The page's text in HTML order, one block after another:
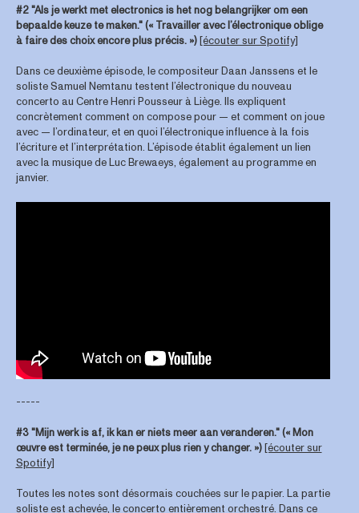
#2 "Als je werkt met electronics is het nog belangrijker om een
bepaalde keuze te maken."(« Travailler avec l’électronique oblige
à faire des choix encore plus précis. »)[écouter sur Spotify]
Dans ce deuxième épisode, le compositeur Daan Janssens et le
soliste Samuel Nemtanu testent l’électronique du nouveau
concerto au Centre Henri Pousseur à Liège. Ils expliquent
concrètement comment on compose pour — et comment on joue
avec — l’ordinateur, et en quoi l’électronique influence à la fois
l’écriture et l’interprétation. L’épisode établit également un lien
avec la musique de Luc Brewaeys, également au programme en
janvier.
-----
#3 "Mijn werk is af, ik kan er niets meer aan veranderen."(« Mon
œuvre est terminée, je ne peux plus rien y changer. »)[écouter sur
Spotify]
Toutes les notes sont désormais couchées sur le papier. La partie
soliste est achevée, le concerto entièrement orchestré. Dans ce